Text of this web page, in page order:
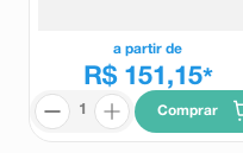
a partir de
R$ 151,15*
Comprar